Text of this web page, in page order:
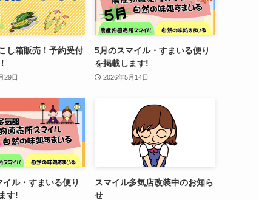
し箱販売！予約受付
29日
5月のスマイル・すまいる便り
を掲載します!
2026年5月14日
イル・すまいる便り
す!
スマイル多気店改装中のお知ら
せ